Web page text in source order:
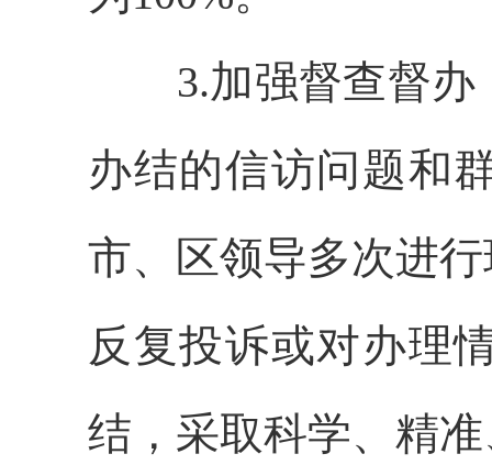
3.加强督查督
办结的信访问题和
市、区领导多次进
反复投诉或对办理
结，采取科学、精